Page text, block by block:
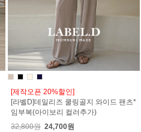
[제작오픈 20%할인]
[라벨D]데일리즈 쿨링골지 와이드 팬츠*
임부복(아이보리 컬러추가)
32,800원 24,700원